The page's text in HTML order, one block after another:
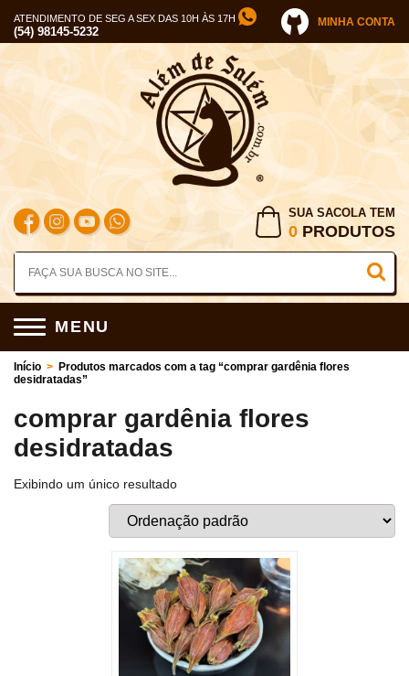
ATENDIMENTO DE SEG A SEX DAS 10H ÀS 17H
(54) 98145-5232
MINHA CONTA
SUA SACOLA TEM
0 PRODUTOS
MENU
Início > Produtos marcados com a tag “comprar gardênia flores
desidratadas”
comprar gardênia flores
desidratadas
Exibindo um único resultado